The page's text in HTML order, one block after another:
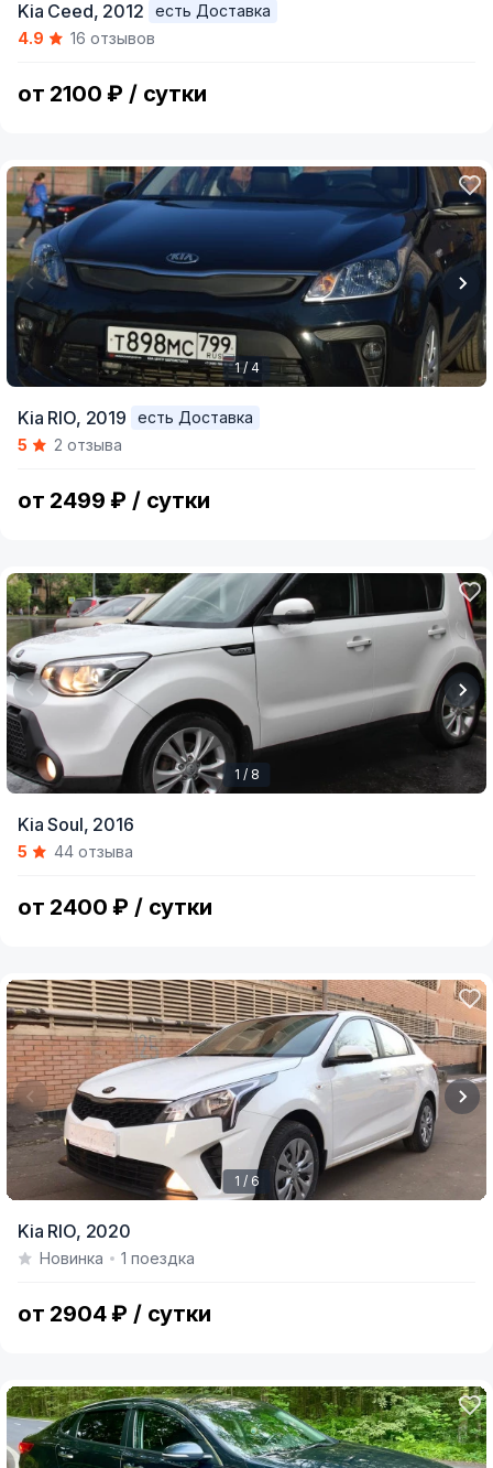
of
Kia Ceed, 2012
есть Доставка
4.9
16 отзывов
от 2100 ₽ / сутки
of
1 / 4
Kia RIO, 2019
есть Доставка
5
2 отзыва
от 2499 ₽ / сутки
of
1 / 8
Kia Soul, 2016
5 44 отзыва
от 2400 ₽ / сутки
of
1 / 6
Kia RIO, 2020
Новинка 1 поездка
от 2904 ₽ / сутки